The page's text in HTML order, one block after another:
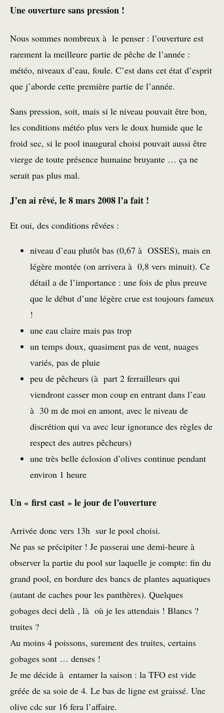
Une ouverture sans pression !
Nous sommes nombreux à le penser : l’ouverture est
rarement la meilleure partie de pêche de l’année :
météo, niveaux d’eau, foule. C’est dans cet état d’esprit
que j’aborde cette première partie de l’année.
Sans pression, soit, mais si le niveau pouvait être bon,
les conditions météo plus vers le doux humide que le
froid sec, si le pool inaugural choisi pouvait aussi être
vierge de toute présence humaine bruyante … ça ne
serait pas plus mal.
J’en ai rêvé, le 8 mars 2008 l’a fait !
Et oui, des conditions rêvées :
niveau d’eau plutôt bas (0,67 à OSSES), mais en
légère montée (on arrivera à 0,8 vers minuit). Ce
détail a de l’importance : une fois de plus preuve
que le début d’une légère crue est toujours fameux
!
une eau claire mais pas trop
un temps doux, quasiment pas de vent, nuages
variés, pas de pluie
peu de pêcheurs (à part 2 ferrailleurs qui
viendront casser mon coup en entrant dans l’eau
à 30 m de moi en amont, avec le niveau de
discrétion qui va avec leur ignorance des règles de
respect des autres pêcheurs)
une très belle éclosion d’olives continue pendant
environ 1 heure
Un « first cast » le jour de l’ouverture
Arrivée donc vers 13h sur le pool choisi.
Ne pas se précipiter ! Je passerai une demi-heure à
observer la partie du pool sur laquelle je compte: fin du
grand pool, en bordure des bancs de plantes aquatiques
(autant de caches pour les panthères). Quelques
gobages deci delà , là où je les attendais ! Blancs ?
truites ?
Au moins 4 poissons, surement des truites, certains
gobages sont … denses !
Je me décide à entamer la saison : la TFO est vide
gréée de sa soie de 4. Le bas de ligne est graissé. Une
olive cdc sur 16 fera l’affaire.